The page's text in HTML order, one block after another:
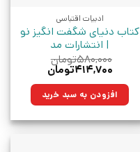
ادبیات اقتباسی
کتاب دنیای شگفت انگیز نو
| انتشارات مد
۵۸۰,۰۰۰تومان
قیمت
۵۸۰,۰۰۰تومان
بود.
۴۱۴,۷۰۰تومان
۴۱۴,۷۰۰تومان.افزودن به سبد خرید